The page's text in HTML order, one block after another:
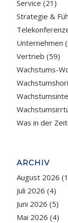
Service (21)
Strategie &
Unternehmen
Vertrieb (59)
Wachstums-
Was in der
ARCHIV
August 2026
Juli 2026 (4)
Juni 2026 (5)
Mai 2026 (4)